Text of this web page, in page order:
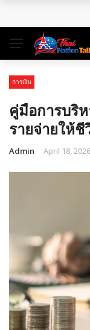
คู่มือท่องเที่ยว
จองตั๋วสุราษฎ
การเงิน
คู่มือการบริห
รายจ่ายให้
Admin April 18, 2026